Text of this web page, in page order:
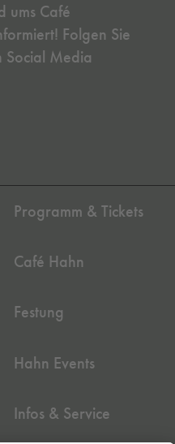
ums Café
Folgen Sie
Social Media
Programm & Tickets
Café Hahn
Festung
Hahn Events
Infos & Service